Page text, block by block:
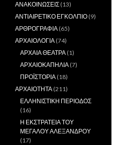
ΑΝΑΚΟΙΝΩΣΕΙΣ (13)
ΑΝΤΙΑΙΡΕΤΙΚΟ ΕΓΚΟΛΠΙΟ (9)
ΑΡΘΡΟΓΡΑΦΙΑ (65)
ΑΡΧΑΙΟΛΟΓΙΑ (74)
ΑΡΧΑΙΑ ΘΕΑΤΡΑ (1)
ΑΡΧΑΙΟΚΑΠΗΛΙΑ (7)
ΠΡΟΪΣΤΟΡΙΑ (18)
ΑΡΧΑΙΟΤΗΤΑ (211)
ΕΛΛΗΝΙΣΤΙΚΗ ΠΕΡΙΟΔΟΣ
(16)
Η ΕΚΣΤΡΑΤΕΙΑ ΤΟΥ
ΜΕΓΑΛΟΥ ΑΛΕΞΑΝΔΡΟΥ
(17)